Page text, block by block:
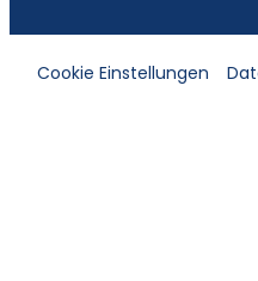
Cookie Einstellungen